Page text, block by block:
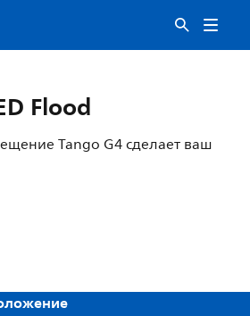
Flood
Tango G4 сделает ваш